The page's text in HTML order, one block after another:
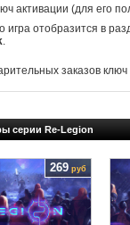
активации (для его
игра отобразится в
.
заказов
серии Re-Legion
269 руб